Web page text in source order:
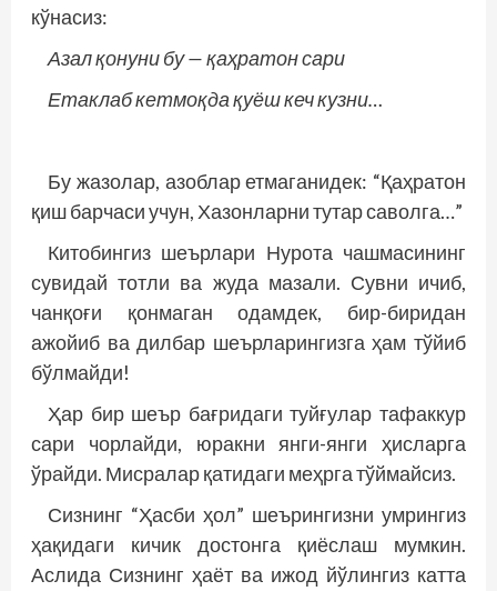
кўнасиз:
Азал қонуни бу — қаҳратон сари
Етаклаб кетмоқда қуёш кеч кузни…
Бу жазолар, азоблар етмаганидек: “Қаҳратон
қиш барчаси учун, Хазонларни тутар саволга…”
Китобингиз шеърлари Нурота чашмасининг
сувидай тотли ва жуда мазали. Сувни ичиб,
чанқоғи қонмаган одамдек, бир-биридан
ажойиб ва дилбар шеърларингизга ҳам тўйиб
бўлмайди!
Ҳар бир шеър бағридаги туйғулар тафаккур
сари чорлайди, юракни янги-янги ҳисларга
ўрайди. Мисралар қатидаги меҳрга тўймайсиз.
Сизнинг “Ҳасби ҳол” шеърингизни умрингиз
ҳақидаги кичик достонга қиёслаш мумкин.
Аслида Сизнинг ҳаёт ва ижод йўлингиз катта